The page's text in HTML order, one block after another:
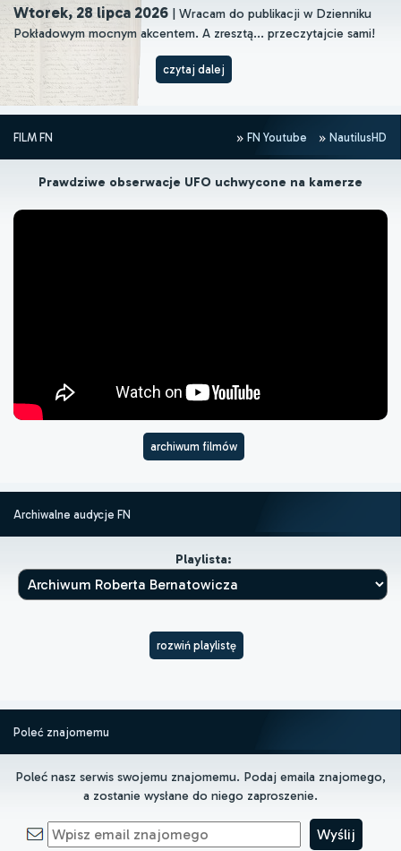
Wtorek, 28 lipca 2026 | Wracam do publikacji w Dzienniku
Pokładowym mocnym akcentem. A zresztą... przeczytajcie sami!
czytaj dalej
FILM FN FN Youtube NautilusHD
Prawdziwe obserwacje UFO uchwycone na kamerze
archiwum filmów
Archiwalne audycje FN
Playlista:
rozwiń playlistę
Poleć znajomemu
Poleć nasz serwis swojemu znajomemu. Podaj emaila znajomego,
a zostanie wysłane do niego zaproszenie.